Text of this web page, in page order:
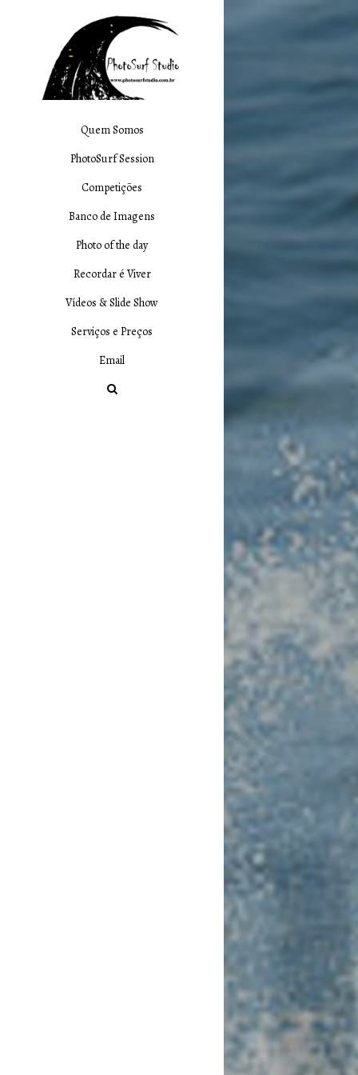
Quem Somos
PhotoSurf Session
Competições
Banco de Imagens
Photo of the day
Recordar é Viver
Vídeos & Slide Show
Serviços e Preços
Email